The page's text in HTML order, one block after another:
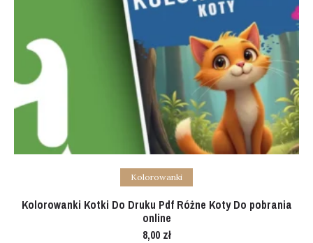
Add to cart
Kolorowanki
Kolorowanki Kotki Do Druku Pdf Różne Koty Do pobrania
online
8,00 zł